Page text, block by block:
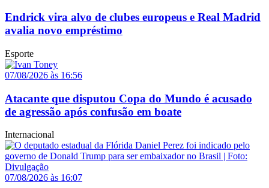
Endrick vira alvo de clubes europeus e Real Madrid
avalia novo empréstimo
Esporte
07/08/2026 às 16:56
Atacante que disputou Copa do Mundo é acusado
de agressão após confusão em boate
Internacional
07/08/2026 às 16:07